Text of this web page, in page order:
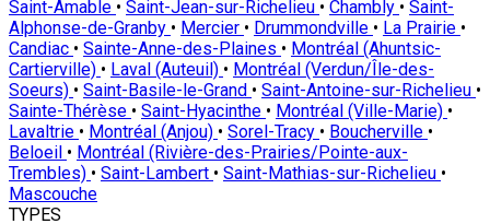
Saint-Amable • Saint-Jean-sur-Richelieu • Chambly • Saint-
Alphonse-de-Granby • Mercier • Drummondville • La Prairie •
Candiac • Sainte-Anne-des-Plaines • Montréal (Ahuntsic-
Cartierville) • Laval (Auteuil) • Montréal (Verdun/Île-des-
Soeurs) • Saint-Basile-le-Grand • Saint-Antoine-sur-Richelieu •
Sainte-Thérèse • Saint-Hyacinthe • Montréal (Ville-Marie) •
Lavaltrie • Montréal (Anjou) • Sorel-Tracy • Boucherville •
Beloeil • Montréal (Rivière-des-Prairies/Pointe-aux-
Trembles) • Saint-Lambert • Saint-Mathias-sur-Richelieu •
Mascouche
TYPES